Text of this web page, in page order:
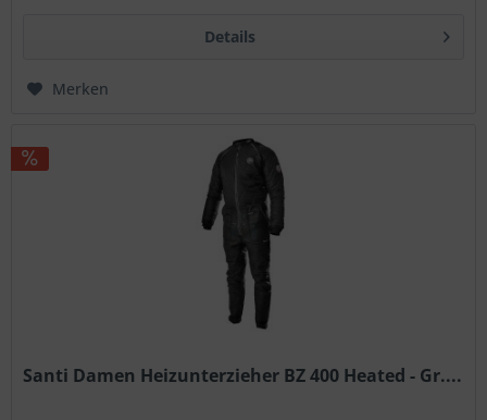
Details
Merken
Santi Damen Heizunterzieher BZ 400 Heated - Gr....